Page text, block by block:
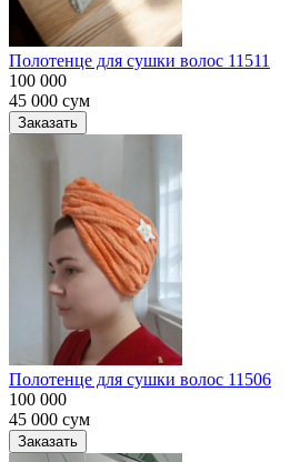
Полотенце для сушки волос 11511
100 000
45 000 сум
Заказать
Полотенце для сушки волос 11506
100 000
45 000 сум
Заказать